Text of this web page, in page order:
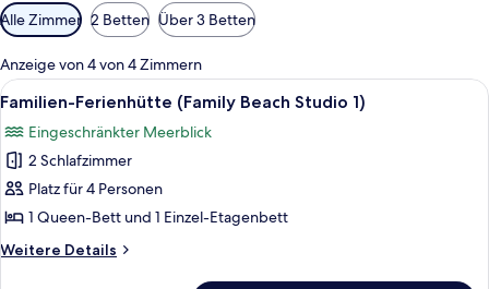
Verfügbare
Filter
für
Zimmer
Alle Zimmer 2 Betten Über 3 Betten
Anzeige von 4 von 4 Zimmern
Alle
Fotos
für
Familien-
Ferienhütte
(Family
Beach
Studio
Ein modernes, helles Zimmer mit
5
Familien-Ferienhütte (Family Beach Studio 1)
Eingeschränkter Meerblick
2 Schlafzimmer
Platz für 4 Personen
1 Queen-Bett und 1 Einzel-Etagenbett
Weitere Details
Weitere